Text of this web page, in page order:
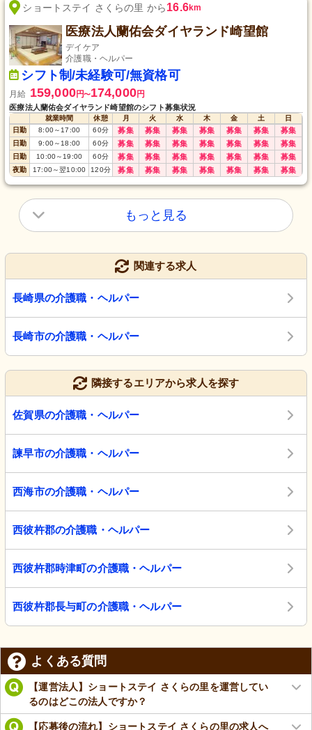
ショートステイ さくらの里 から16.6km
医療法人蘭佑会ダイヤランド崎望館
デイケア
介護職・ヘルパー
シフト制/未経験可/無資格可
月給 159,000円〜174,000円
医療法人蘭佑会ダイヤランド崎望館のシフト募集状況
就業時間 休憩 月 火 水 木 金 土
日
日勤
8:00～17:00 60分 募集 募集 募集 募集 募集 募集 募集
日勤 9:00～18:00 60分 募集 募集 募集 募集 募集 募集 募集
日勤 10:00～19:00 60分 募集 募集 募集 募集 募集 募集 募集
夜勤 17:00～翌10:00 120分 募集 募集 募集 募集 募集 募集 募集
もっと見る
関連する求人
長崎県の介護職・ヘルパー
長崎市の介護職・ヘルパー
隣接するエリアから求人を探す
佐賀県の介護職・ヘルパー
諫早市の介護職・ヘルパー
西海市の介護職・ヘルパー
西彼杵郡の介護職・ヘルパー
西彼杵郡時津町の介護職・ヘルパー
西彼杵郡長与町の介護職・ヘルパー
よくある質問
【運営法人】ショートステイ さくらの里を運営してい
るのはどこの法人ですか？
【応募後の流れ】ショートステイ さくらの里の求人へ